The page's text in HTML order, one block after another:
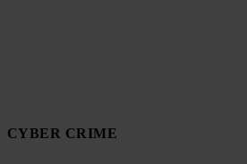
CYBER CRIME